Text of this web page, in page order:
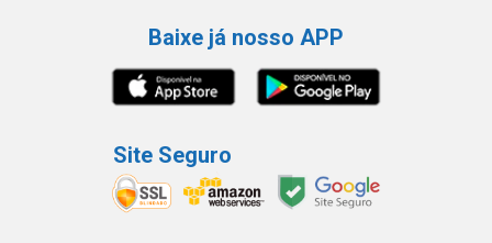
Baixe já nosso APP
Site Seguro